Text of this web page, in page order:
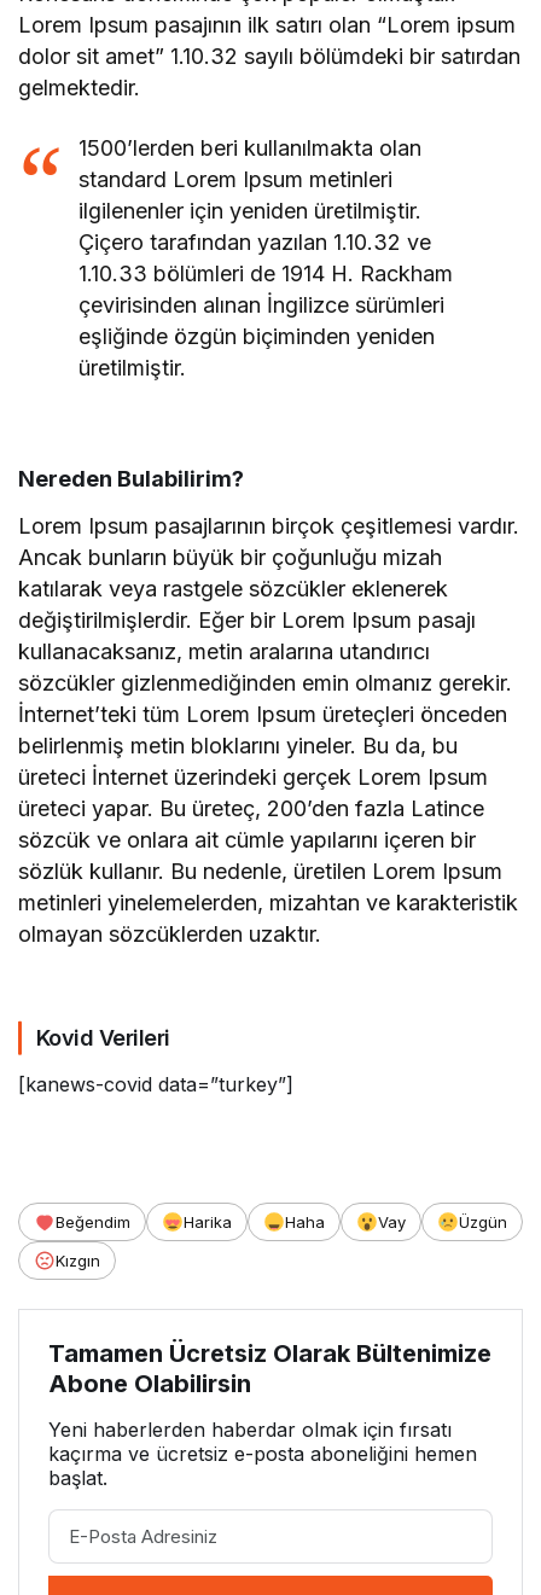
Lorem Ipsum pasajının ilk satırı olan “Lorem ipsum
dolor sit amet” 1.10.32 sayılı bölümdeki bir satırdan
gelmektedir.
1500’lerden beri kullanılmakta olan
standard Lorem Ipsum metinleri
ilgilenenler için yeniden üretilmiştir.
Çiçero tarafından yazılan 1.10.32 ve
1.10.33 bölümleri de 1914 H. Rackham
çevirisinden alınan İngilizce sürümleri
eşliğinde özgün biçiminden yeniden
üretilmiştir.
Nereden Bulabilirim?
Lorem Ipsum pasajlarının birçok çeşitlemesi vardır.
Ancak bunların büyük bir çoğunluğu mizah
katılarak veya rastgele sözcükler eklenerek
değiştirilmişlerdir. Eğer bir Lorem Ipsum pasajı
kullanacaksanız, metin aralarına utandırıcı
sözcükler gizlenmediğinden emin olmanız gerekir.
İnternet’teki tüm Lorem Ipsum üreteçleri önceden
belirlenmiş metin bloklarını yineler. Bu da, bu
üreteci İnternet üzerindeki gerçek Lorem Ipsum
üreteci yapar. Bu üreteç, 200’den fazla Latince
sözcük ve onlara ait cümle yapılarını içeren bir
sözlük kullanır. Bu nedenle, üretilen Lorem Ipsum
metinleri yinelemelerden, mizahtan ve karakteristik
olmayan sözcüklerden uzaktır.
Kovid Verileri
[kanews-covid data=”turkey”]
Beğendim Harika Haha Vay
Üzgün
Kızgın
Tamamen Ücretsiz Olarak Bültenimize
Abone Olabilirsin
Yeni haberlerden haberdar olmak için fırsatı
kaçırma ve ücretsiz e-posta aboneliğini hemen
başlat.